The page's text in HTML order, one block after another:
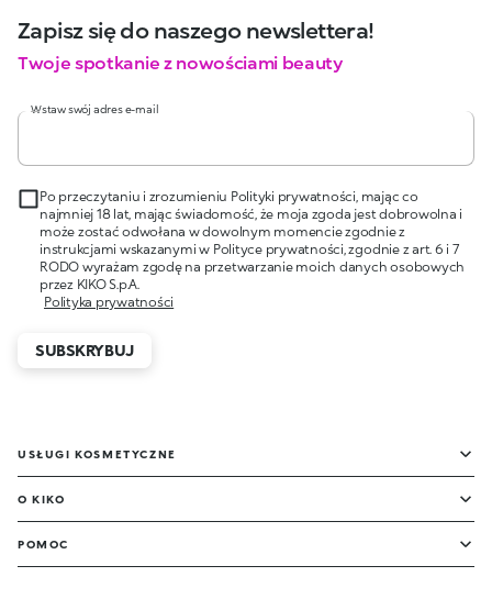
Zapisz się do naszego newslettera!
Twoje spotkanie z nowościami beauty
Wstaw swój adres e-mail
Po przeczytaniu i zrozumieniu Polityki prywatności, mając co
najmniej 18 lat, mając świadomość, że moja zgoda jest dobrowolna i
może zostać odwołana w dowolnym momencie zgodnie z
instrukcjami wskazanymi w Polityce prywatności, zgodnie z art. 6 i 7
RODO wyrażam zgodę na przetwarzanie moich danych osobowych
przez KIKO S.p.A.
Polityka prywatności
SUBSKRYBUJ
USŁUGI KOSMETYCZNE
O KIKO
POMOC